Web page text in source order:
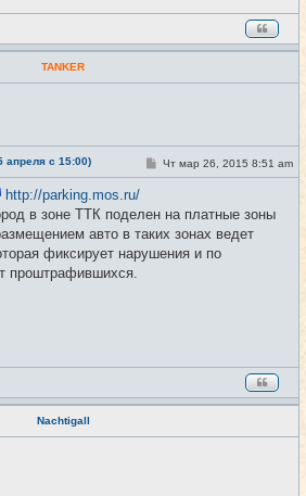
TANKER
апреля с 15:00) #17
С
о
щ
н
и
Чт мар 26, 2015 8:51 am
http://parking.mos.ru/
в зоне ТТК поделен на платные зоны
авто в таких зонах ведет
фиксирует нарушения и по
проштрафившихся.
Nachtigall